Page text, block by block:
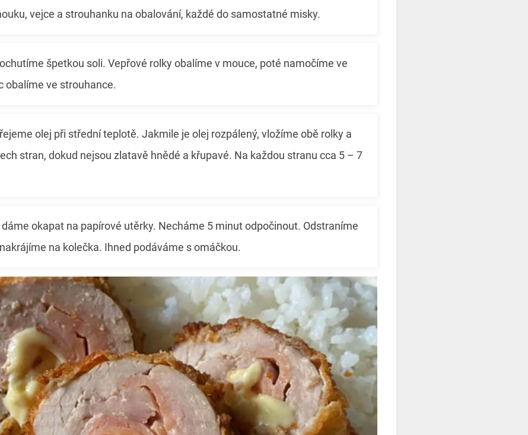
vejce a strouhanku na obalování, každé do samostatné misky.
špetkou soli. Vepřové rolky obalíme v mouce, poté namočíme ve
obalíme ve strouhance.
olej při střední teplotě. Jakmile je olej rozpálený, vložíme obě rolky a
stran, dokud nejsou zlatavě hnědé a křupavé. Na každou stranu cca 5 – 7
okapat na papírové utěrky. Necháme 5 minut odpočinout. Odstraníme
na kolečka. Ihned podáváme s omáčkou.